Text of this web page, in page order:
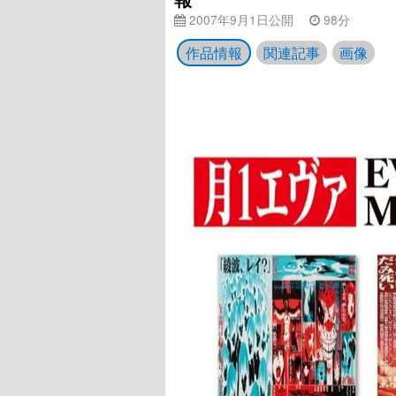
2007年9月1日公開 98分
作品情報 関連記事 画像